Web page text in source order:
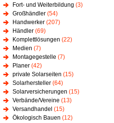
Fort- und Weiterbildung (3)
Großhändler (54)
Handwerker (207)
Händler (69)
Komplettlösungen (22)
Medien (7)
Montagegestelle (7)
Planer (42)
private Solarseiten (15)
Solarhersteller (64)
Solarversicherungen (15)
Verbände/Vereine (13)
Versandhandel (15)
Ökologisch Bauen (12)